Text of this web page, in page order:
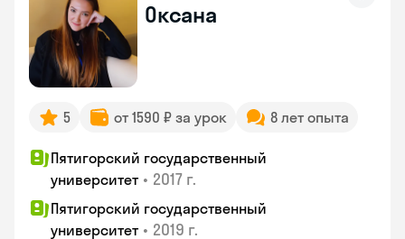
Оксана
5 от 1590 ₽ за урок 8 лет опыта
Пятигорский государственный
университет • 2017 г.
Пятигорский государственный
университет • 2019 г.